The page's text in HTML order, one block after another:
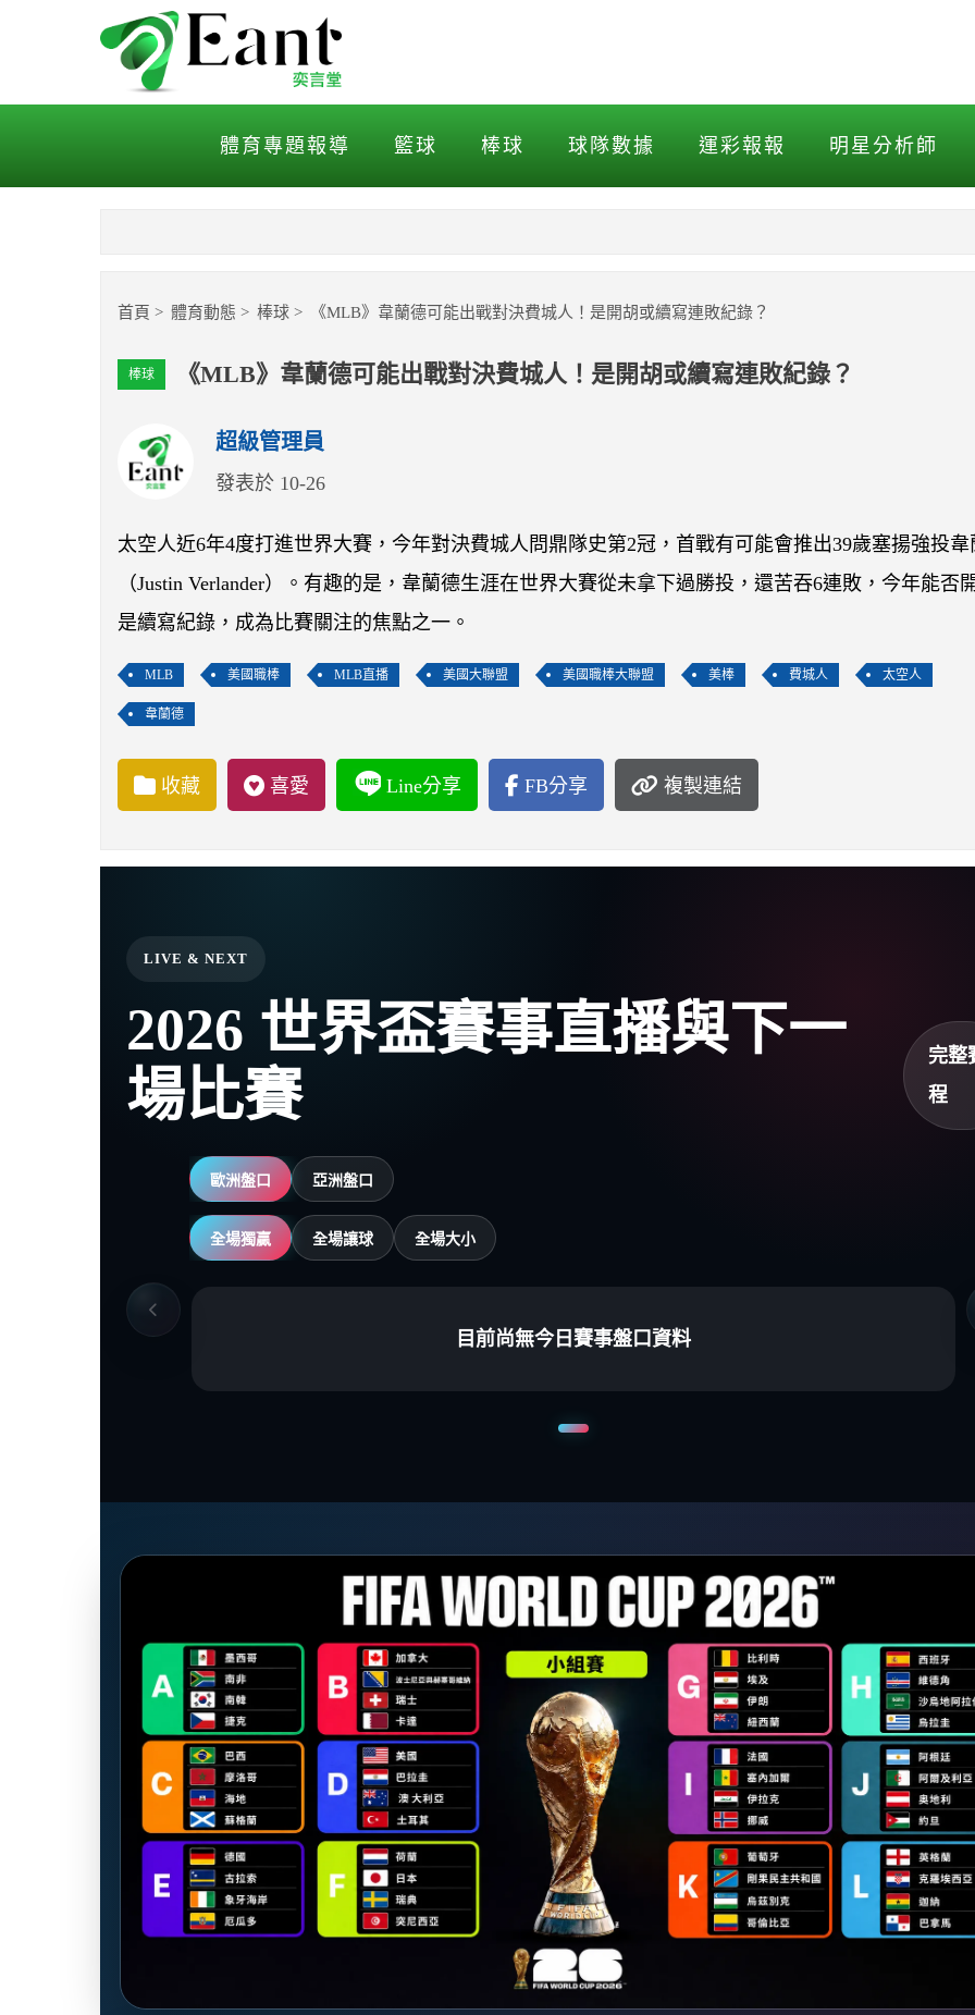
《MLB》韋蘭德可能出戰對決費城人！是開胡或續寫連
體育專題報導 籃球 棒球 球隊數據 運彩報報 明星分析師
首頁 體育動態 棒球 《MLB》韋蘭德可能出戰對決費城人！是開胡或續寫連敗紀錄？
棒球 《MLB》韋蘭德可能出戰對決費城人！是開胡或續寫連敗紀錄？
超級管理員
發表於 10-26
太空人近6年4度打進世界大賽，今年對決費城人問鼎隊史第2冠，首戰有可能會推出39歲塞揚強投韋
（Justin Verlander）。有趣的是，韋蘭德生涯在世界大賽從未拿下過勝投，還苦吞6連敗，今年能否
是續寫紀錄，成為比賽關注的焦點之一。
MLB 美國職棒 MLB直播 美國大聯盟 美國職棒大聯盟 美棒 費城人 太空人
韋蘭德
收藏 喜愛 Line分享 FB分享 複製連結
LIVE & NEXT
2026 世界盃賽事直播與下一
場比賽
完整
程
歐洲盤口 亞洲盤口
全場獨贏 全場讓球 全場大小
目前尚無今日賽事盤口資料